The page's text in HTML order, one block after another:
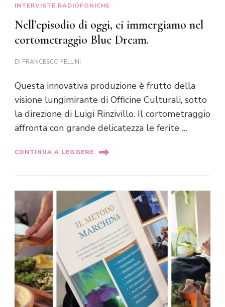
INTERVISTE RADIOFONICHE
Nell’episodio di oggi, ci immergiamo nel
cortometraggio Blue Dream.
DI FRANCESCO FELLINI
Questa innovativa produzione è frutto della
visione lungimirante di Officine Culturali, sotto
la direzione di Luigi Rinzivillo. Il cortometraggio
affronta con grande delicatezza le ferite …
CONTINUA A LEGGERE